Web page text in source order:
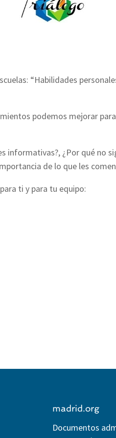
“Habilidades
podemos mejorar
informativas?, ¿Por qué no
de lo que les
ti y para tu equipo:
madrid.org
Documentos